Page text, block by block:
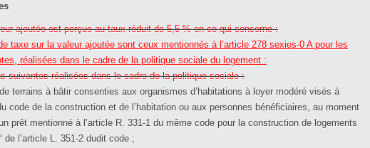
ajoutée est perçue au taux réduit de 5,5 % en ce qui concerne :
taxe sur la valeur ajoutée sont ceux mentionnés à l’article 278 sexies-0 A pour les
réalisées dans le cadre de la politique sociale du logement :
suivantes réalisées dans le cadre de la politique sociale :
terrains à bâtir consenties aux organismes d’habitations à loyer modéré visés à
code de la construction et de l’habitation ou aux personnes bénéficiaires, au moment
prêt mentionné à l’article R. 331-1 du même code pour la construction de logements
de l’article L. 351-2 dudit code ;